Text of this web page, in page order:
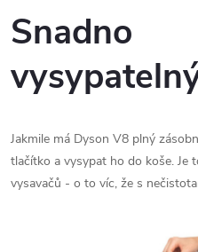
Snadno
Jakmile má Dyson V8 plný
tlačítko a vysypat ho do koše. Je
vysavačů - o to víc, že s